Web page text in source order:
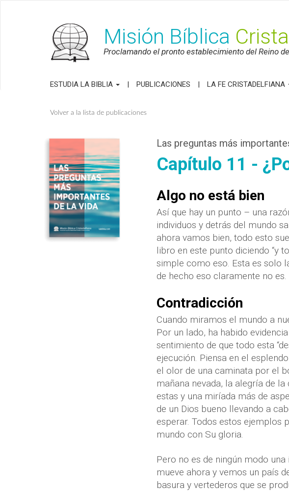
Misión Bíblica
Proclamando el pronto establecimiento del Reino
ESTUDIA LA BIBLIA PUBLICACIONES LA FE CRISTADELFIANA
Volver a la lista de publicaciones
Las preguntas más
Capítulo 11 -
Algo no está bien
Así que hay un punto – una
individuos y detrás del mundo
ahora vamos bien, todo esto
libro en este punto diciendo “y
simple como eso. Esta es solo
de hecho eso claramente no es.
Contradicción
Cuando miramos el mundo a
Por un lado, ha habido
sentimiento de que todo esta
ejecución. Piensa en el
el olor de una caminata por el
mañana nevada, la alegría de
estas y una miríada más de
de un Dios bueno llevando a
esperar. Todos estos ejemplos
mundo con Su gloria.
Pero no es de ningún modo
mueve ahora y vemos un país
basura y vertederos que se